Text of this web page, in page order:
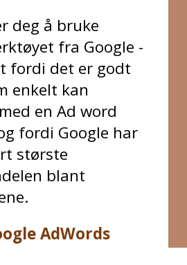
deg å bruke
fra Google -
fordi det er godt
enkelt kan
en Ad word
fordi Google har
største
blant
AdWords